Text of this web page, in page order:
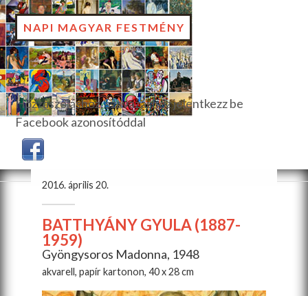
NAPI MAGYAR FESTMÉNY
Hozzászóláshoz, szavazáshoz jelentkezz be
Facebook azonosítóddal
2016. április 20.
BATTHYÁNY GYULA (1887-
1959)
Gyöngysoros Madonna, 1948
akvarell, papír kartonon, 40 x 28 cm